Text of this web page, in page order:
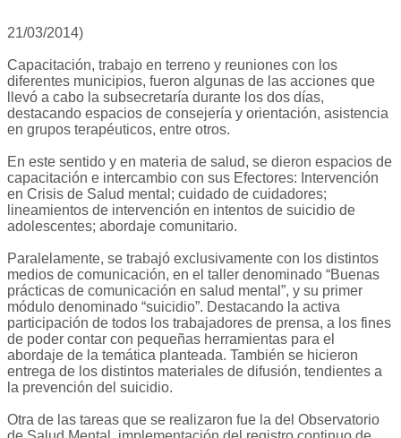
21/03/2014)
Capacitación, trabajo en terreno y reuniones con los
diferentes municipios, fueron algunas de las acciones que
llevó a cabo la subsecretaría durante los dos días,
destacando espacios de consejería y orientación, asistencia
en grupos terapéuticos, entre otros.
En este sentido y en materia de salud, se dieron espacios de
capacitación e intercambio con sus Efectores: Intervención
en Crisis de Salud mental; cuidado de cuidadores;
lineamientos de intervención en intentos de suicidio de
adolescentes; abordaje comunitario.
Paralelamente, se trabajó exclusivamente con los distintos
medios de comunicación, en el taller denominado “Buenas
prácticas de comunicación en salud mental”, y su primer
módulo denominado “suicidio”. Destacando la activa
participación de todos los trabajadores de prensa, a los fines
de poder contar con pequeñas herramientas para el
abordaje de la temática planteada. También se hicieron
entrega de los distintos materiales de difusión, tendientes a
la prevención del suicidio.
Otra de las tareas que se realizaron fue la del Observatorio